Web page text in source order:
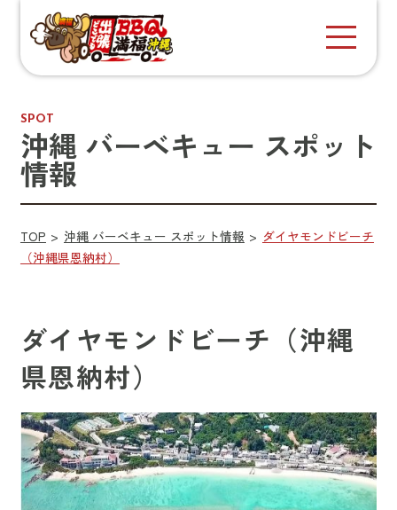
SPOT
沖縄 バーベキュー スポット
情報
TOP 沖縄 バーベキュー スポット情報
ダイヤモンドビーチ
（沖縄県恩納村）
ダイヤモンドビーチ（沖縄
県恩納村）